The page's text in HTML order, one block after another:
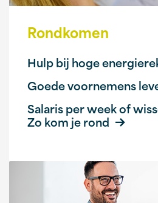
Rondkomen
Hulp bij hoge
Goede voornemens
Salaris per week of
Zo kom je rond